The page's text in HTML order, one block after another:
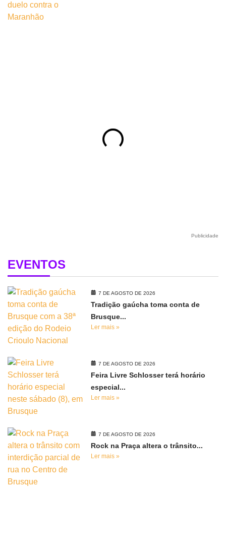
Publicidade
EVENTOS
7 DE AGOSTO DE 2026
Tradição gaúcha toma conta de
Brusque...
Ler mais »
7 DE AGOSTO DE 2026
Feira Livre Schlosser terá horário
especial...
Ler mais »
7 DE AGOSTO DE 2026
Rock na Praça altera o trânsito...
Ler mais »